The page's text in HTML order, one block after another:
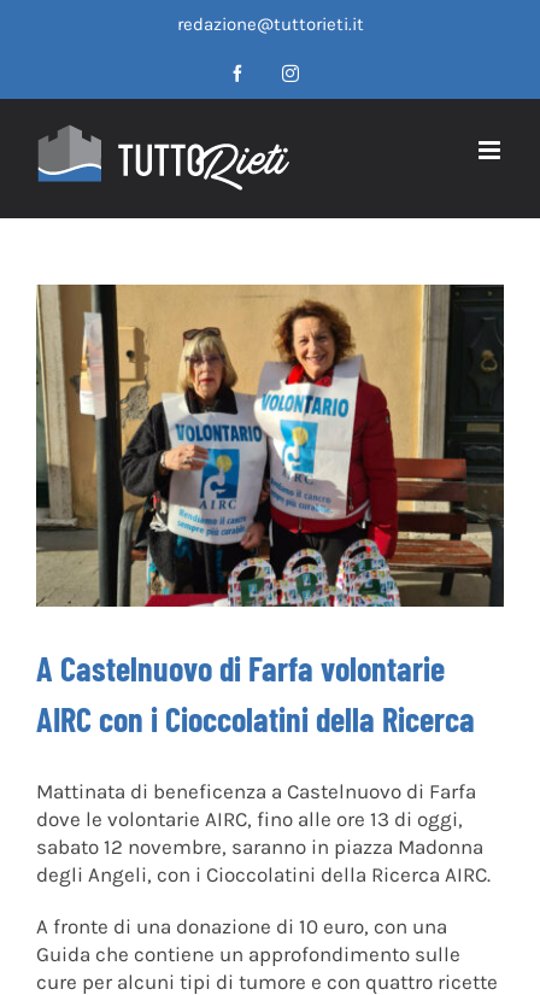
redazione@tuttorieti.it
FacebookInstagram
A Castelnuovo di Farfa volontarie
AIRC con i Cioccolatini della Ricerca
Mattinata di beneficenza a Castelnuovo di Farfa
dove le volontarie AIRC, fino alle ore 13 di oggi,
sabato 12 novembre, saranno in piazza Madonna
degli Angeli, con i Cioccolatini della Ricerca AIRC.
A fronte di una donazione di 10 euro, con una
Guida che contiene un approfondimento sulle
cure per alcuni tipi di tumore e con quattro ricette